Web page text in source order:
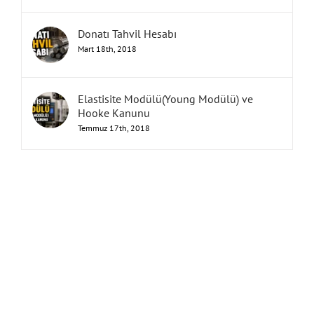
Donatı Tahvil Hesabı
Mart 18th, 2018
Elastisite Modülü(Young Modülü) ve
Hooke Kanunu
Temmuz 17th, 2018